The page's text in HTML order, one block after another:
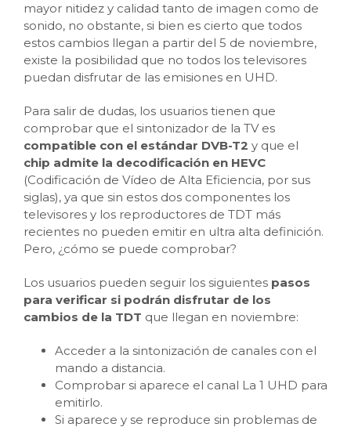
mayor nitidez y calidad tanto de imagen como de
sonido, no obstante, si bien es cierto que todos
estos cambios llegan a partir del 5 de noviembre,
existe la posibilidad que no todos los televisores
puedan disfrutar de las emisiones en UHD.
Para salir de dudas, los usuarios tienen que
comprobar que el sintonizador de la TV es
compatible con el estándar DVB-T2 y que el
chip admite la decodificación en HEVC
(Codificación de Vídeo de Alta Eficiencia, por sus
siglas), ya que sin estos dos componentes los
televisores y los reproductores de TDT más
recientes no pueden emitir en ultra alta definición.
Pero, ¿cómo se puede comprobar?
Los usuarios pueden seguir los siguientes pasos
para verificar si podrán disfrutar de los
cambios de la TDT que llegan en noviembre:
Acceder a la sintonización de canales con el
mando a distancia.
Comprobar si aparece el canal La 1 UHD para
emitirlo.
Si aparece y se reproduce sin problemas de